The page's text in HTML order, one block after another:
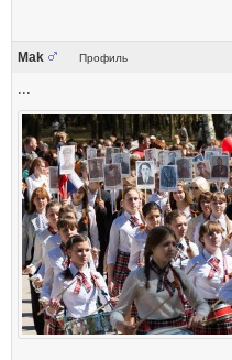
Mak Профиль
...